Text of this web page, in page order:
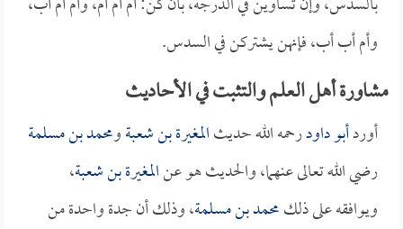
وأم أب أب، فإنهن يشتركن في السدس.
مشاورة أهل العلم والتثبت في الأحاديث
أوردأبو داودرحمه الله حديثالمغيرة بن شعبةومحمد بن مسلمة
رضي الله تعالى عنهما، والحديث هو عنالمغيرة بن شعبة،
ويوافقه على ذلكمحمد بن مسلمة، وذلك أن جدة واحدة من